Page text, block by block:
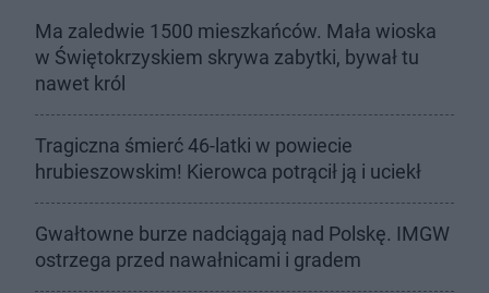
Ma zaledwie 1500 mieszkańców. Mała wioska
w Świętokrzyskiem skrywa zabytki, bywał tu
nawet król
Tragiczna śmierć 46-latki w powiecie
hrubieszowskim! Kierowca potrącił ją i uciekł
Gwałtowne burze nadciągają nad Polskę. IMGW
ostrzega przed nawałnicami i gradem